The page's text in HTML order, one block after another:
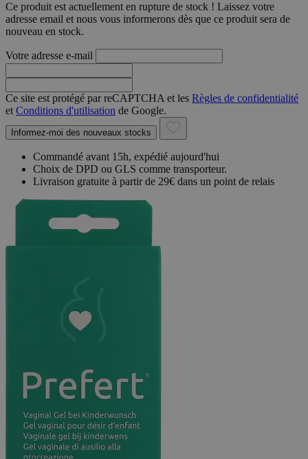
Ce produit est actuellement en rupture de stock ! Laissez votre
adresse email et nous vous informerons dès que ce produit sera de
nouveau en stock.
Votre adresse e-mail
Ce site est protégé par reCAPTCHA et les Règles de confidentialité
et Conditions d'utilisation de Google.
Informez-moi des nouveaux stocks
Commandé avant 15h, expédié aujourd'hui
Choix de DPD ou GLS comme transporteur.
Livraison gratuite à partir de 29€ dans un point de relais